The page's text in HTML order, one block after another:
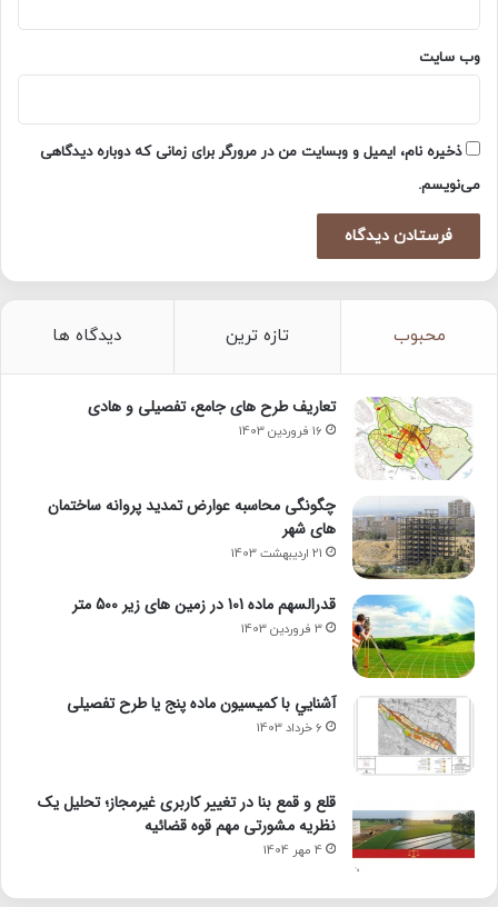
وب‌ سایت
ذخیره نام، ایمیل و وبسایت من در مرورگر برای زمانی که دوباره دیدگاهی
می‌نویسم.
محبوب تازه ترین دیدگاه ها
تعاریف طرح های جامع، تفصیلی و هادی
16 فروردین 1403
چگونگی محاسبه عوارض تمدید پروانه ساختمان
های شهر
21 اردیبهشت 1403
قدرالسهم ماده 101 در زمین های زیر 500 متر
3 فروردین 1403
آشنايي با كميسيون ماده پنج یا طرح تفصیلی
6 خرداد 1403
قلع و قمع بنا در تغییر کاربری غیرمجاز؛ تحلیل یک
نظریه مشورتی مهم قوه قضائیه
4 مهر 1404